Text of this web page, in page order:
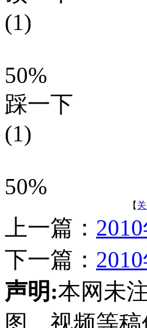
(1)
50%
踩一下
(1)
50%
【
上一篇：
下一篇：
声明:本网未